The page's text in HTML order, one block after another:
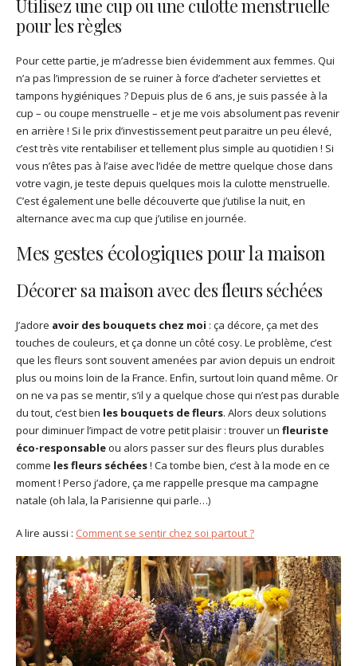
Utilisez une cup ou une culotte menstruelle
pour les règles
Pour cette partie, je m’adresse bien évidemment aux femmes. Qui
n’a pas l’impression de se ruiner à force d’acheter serviettes et
tampons hygiéniques ? Depuis plus de 6 ans, je suis passée à la
cup – ou coupe menstruelle – et je me vois absolument pas revenir
en arrière ! Si le prix d’investissement peut paraitre un peu élevé,
c’est très vite rentabiliser et tellement plus simple au quotidien ! Si
vous n’êtes pas à l’aise avec l’idée de mettre quelque chose dans
votre vagin, je teste depuis quelques mois la culotte menstruelle.
C’est également une belle découverte que j’utilise la nuit, en
alternance avec ma cup que j’utilise en journée.
Mes gestes écologiques pour la maison
Décorer sa maison avec des fleurs séchées
J’adore avoir des bouquets chez moi : ça décore, ça met des
touches de couleurs, et ça donne un côté cosy. Le problème, c’est
que les fleurs sont souvent amenées par avion depuis un endroit
plus ou moins loin de la France. Enfin, surtout loin quand même. Or
on ne va pas se mentir, s’il y a quelque chose qui n’est pas durable
du tout, c’est bien les bouquets de fleurs. Alors deux solutions
pour diminuer l’impact de votre petit plaisir : trouver un fleuriste
éco-responsableou alors passer sur des fleurs plus durables
comme les fleurs séchées! Ca tombe bien, c’est à la mode en ce
moment ! Perso j’adore, ça me rappelle presque ma campagne
natale (oh lala, la Parisienne qui parle…)
A lire aussi : Comment se sentir chez soi partout ?